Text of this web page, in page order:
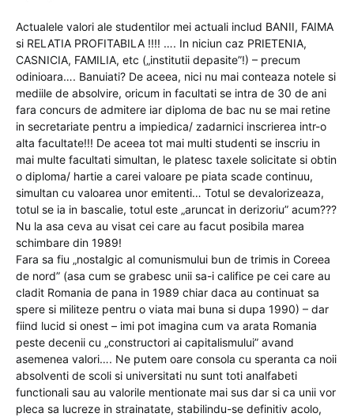
Actualele valori ale studentilor mei actuali includ BANII, FAIMA
si RELATIA PROFITABILA !!!! …. In niciun caz PRIETENIA,
CASNICIA, FAMILIA, etc („institutii depasite”!) – precum
odinioara…. Banuiati? De aceea, nici nu mai conteaza notele si
mediile de absolvire, oricum in facultati se intra de 30 de ani
fara concurs de admitere iar diploma de bac nu se mai retine
in secretariate pentru a impiedica/ zadarnici inscrierea intr-o
alta facultate!!! De aceea tot mai multi studenti se inscriu in
mai multe facultati simultan, le platesc taxele solicitate si obtin
o diploma/ hartie a carei valoare pe piata scade continuu,
simultan cu valoarea unor emitenti… Totul se devalorizeaza,
totul se ia in bascalie, totul este „aruncat in derizoriu” acum???
Nu la asa ceva au visat cei care au facut posibila marea
schimbare din 1989!
Fara sa fiu „nostalgic al comunismului bun de trimis in Coreea
de nord” (asa cum se grabesc unii sa-i califice pe cei care au
cladit Romania de pana in 1989 chiar daca au continuat sa
spere si militeze pentru o viata mai buna si dupa 1990) – dar
fiind lucid si onest – imi pot imagina cum va arata Romania
peste decenii cu „constructori ai capitalismului” avand
asemenea valori…. Ne putem oare consola cu speranta ca noii
absolventi de scoli si universitati nu sunt toti analfabeti
functionali sau au valorile mentionate mai sus dar si ca unii vor
pleca sa lucreze in strainatate, stabilindu-se definitiv acolo,